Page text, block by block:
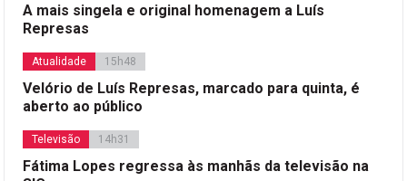
A mais singela e original homenagem a Luís
Represas
Atualidade 15h48
Velório de Luís Represas, marcado para quinta, é
aberto ao público
Televisão 14h31
Fátima Lopes regressa às manhãs da televisão na